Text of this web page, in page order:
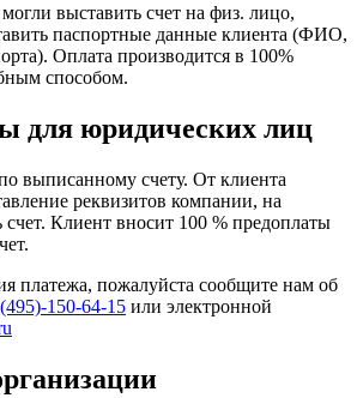
выставить счет на физ. лицо,
паспортные данные клиента (ФИО,
Оплата производится в 100%
способом.
для юридических лиц
выписанному счету. От клиента
реквизитов компании, на
счет. Клиент вносит 100 % предоплаты
платежа, пожалуйста сообщите нам об
150-64-15 или электронной